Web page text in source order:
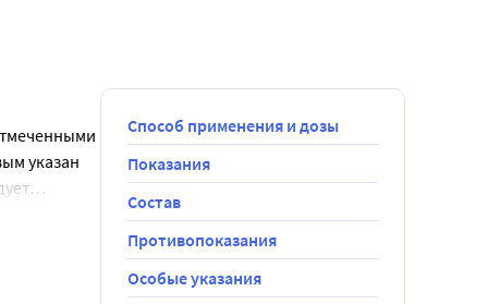
указан
воды.•
Способ применения и дозы
Показания
Состав
Противопоказания
Особые указания